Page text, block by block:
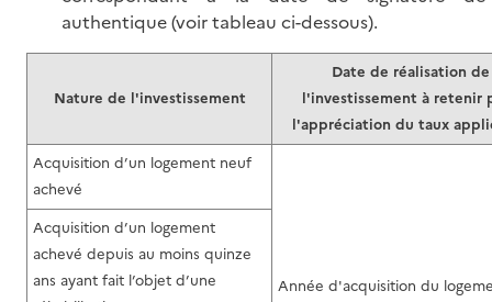
authentique (voir tableau ci-dessous).
Nature de l'investissement
Date de réalisation de
l'investissement à retenir
l'appréciation du taux
Acquisition d’un logement neuf
achevé
Année d'acquisition du
Acquisition d’un logement
achevé depuis au moins quinze
ans ayant fait l’objet d’une